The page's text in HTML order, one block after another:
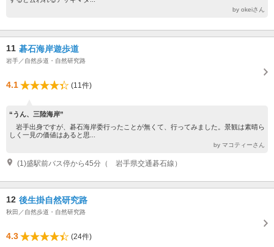
by okeiさん
11 碁石海岸遊歩道
岩手／自然歩道・自然研究路
4.1 (11件)
“うん、三陸海岸”
岩手出身ですが、碁石海岸委行ったことが無くて、行ってみました。景観は素晴ら
しく一見の価値はあると思...
by マコティーさん
(1)盛駅前バス停から45分（ 岩手県交通碁石線）
12 後生掛自然研究路
秋田／自然歩道・自然研究路
4.3 (24件)